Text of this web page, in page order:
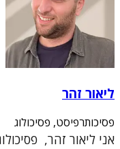
ליאור זהר
פסיכותרפיסט, פסיכולוג
אני ליאור זהר,